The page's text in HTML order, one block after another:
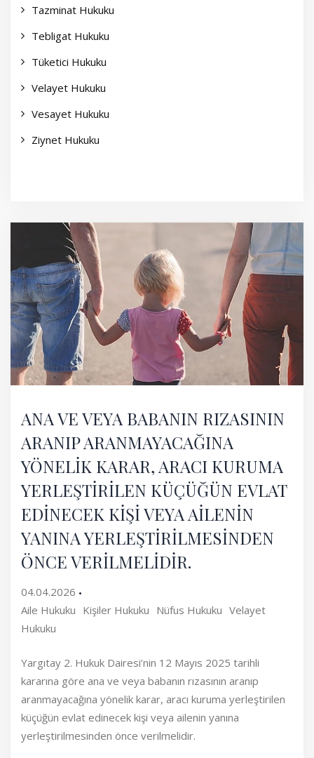
Tazminat Hukuku
Tebligat Hukuku
Tüketici Hukuku
Velayet Hukuku
Vesayet Hukuku
Ziynet Hukuku
ANA VE VEYA BABANIN RIZASININ
ARANIP ARANMAYACAĞINA
YÖNELİK KARAR, ARACI KURUMA
YERLEŞTİRİLEN KÜÇÜĞÜN EVLAT
EDİNECEK KİŞİ VEYA AİLENİN
YANINA YERLEŞTİRİLMESİNDEN
ÖNCE VERİLMELİDİR.
04.04.2026
Aile Hukuku Kişiler Hukuku Nüfus Hukuku Velayet
Hukuku
Yargıtay 2. Hukuk Dairesi’nin 12 Mayıs 2025 tarihli
kararına göre ana ve veya babanın rızasının aranıp
aranmayacağına yönelik karar, aracı kuruma yerleştirilen
küçüğün evlat edinecek kişi veya ailenin yanına
yerleştirilmesinden önce verilmelidir.